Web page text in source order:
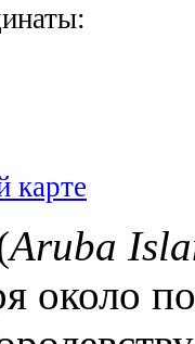
карте
Aruba
около